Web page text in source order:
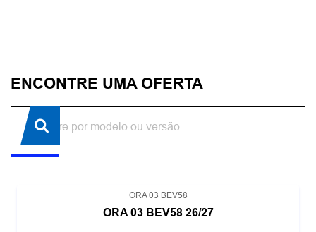
ENCONTRE UMA OFERTA
ORA 03 BEV58
ORA 03 BEV58 26/27